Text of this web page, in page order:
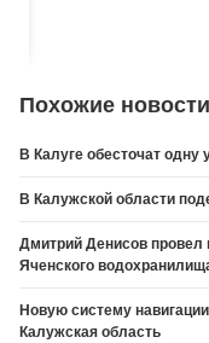
Похожие
В Калуге обесточат одну
В Калужской области
Дмитрий Денисов
Яченского
Новую систему
Калужская область